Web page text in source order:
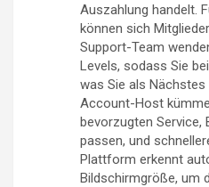
Auszahlung handelt.
können sich
Support-Team
Levels, sodass Sie
was Sie als
Account-Host
bevorzugten Service,
passen, und
Plattform erkennt
Bildschirmgröße, um